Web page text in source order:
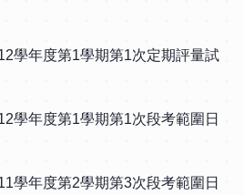
學年度第1學期第1次定期評量試
學年度第1學期第1次段考範圍日
學年度第2學期第3次段考範圍日